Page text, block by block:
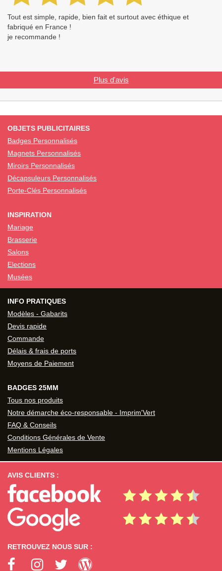
Tout est simple, rapide, bien fait et surtout avec éthique et
fabriqué en France !
je recommande !
Plus d'avis
OBJETS PUBLICITAIRES
Badges Personnalisés
Magnets Personnalisés
Miroirs Personnalisés
Décapsuleurs Personnalisés
Porte-Clés Personnalisés
INSPIRATION
Mariage
Brasserie
Salons
Elections
Musées
INFO PRATIQUES
Modèles - Gabarits
Devis rapide
Commande
Délais & frais de ports
Moyens de Paiement
BADGES 25MM
Tous nos produits
Notre démarche éco-responsable - Imprim'Vert
FAQ & Conseils
Conditions Générales de Vente
Mentions Légales
AVIS CLIENTS :
RETROUVEZ NOUS SUR :